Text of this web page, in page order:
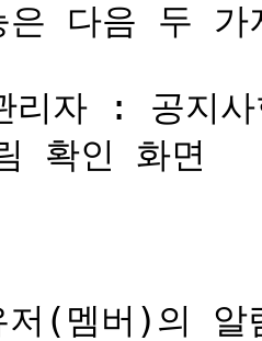
은 다음 두
리자 : 공지
확인 화면
(멤버)의 알